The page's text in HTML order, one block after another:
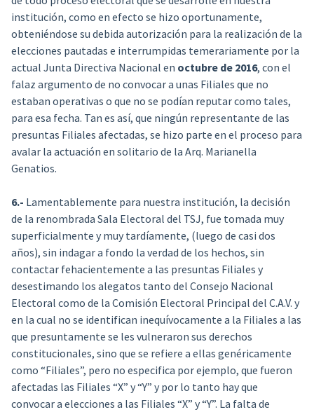
institución, como en efecto se hizo oportunamente,
obteniéndose su debida autorización para la realización de la
elecciones pautadas e interrumpidas temerariamente por la
actual Junta Directiva Nacional en octubre de 2016, con el
falaz argumento de no convocar a unas Filiales que no
estaban operativas o que no se podían reputar como tales,
para esa fecha. Tan es así, que ningún representante de las
presuntas Filiales afectadas, se hizo parte en el proceso para
avalar la actuación en solitario de la Arq. Marianella
Genatios.
6.- Lamentablemente para nuestra institución, la decisión
de la renombrada Sala Electoral del TSJ, fue tomada muy
superficialmente y muy tardíamente, (luego de casi dos
años), sin indagar a fondo la verdad de los hechos, sin
contactar fehacientemente a las presuntas Filiales y
desestimando los alegatos tanto del Consejo Nacional
Electoral como de la Comisión Electoral Principal del C.A.V. y
en la cual no se identifican inequívocamente a la Filiales a las
que presuntamente se les vulneraron sus derechos
constitucionales, sino que se refiere a ellas genéricamente
como “Filiales”, pero no especifica por ejemplo, que fueron
afectadas las Filiales “X” y “Y” y por lo tanto hay que
convocar a elecciones a las Filiales “X” y “Y”. La falta de